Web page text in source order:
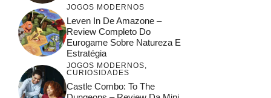
JOGOS MODERNOS
Leven In De Amazone –
Review Completo Do
Eurogame Sobre Natureza E
Estratégia
JOGOS MODERNOS
CURIOSIDADES
Castle Combo: To The